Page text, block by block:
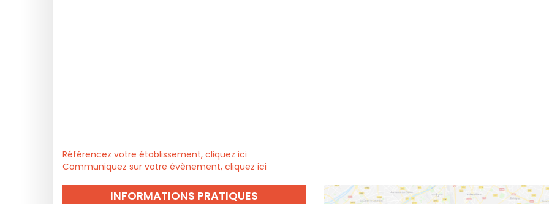
Référencez votre établissement, cliquez ici
Communiquez sur votre évènement, cliquez ici
INFORMATIONS PRATIQUES